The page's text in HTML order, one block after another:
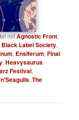
mitAgnostic Front,
Black Label Society,
, Ensiferum,Final
,Heavysaurus,
Festival,
,The